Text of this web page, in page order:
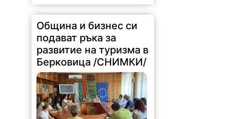
Община и бизнес си
подават ръка за
развитие на туризма в
Берковица /СНИМКИ/